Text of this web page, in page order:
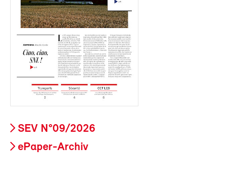
SEV N°09/2026
ePaper-Archiv